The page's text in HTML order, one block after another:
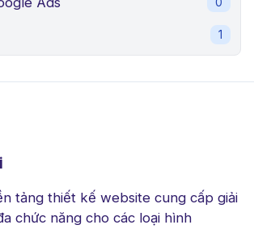
0
1
tảng thiết kế website cung cấp giải
chức năng cho các loại hình